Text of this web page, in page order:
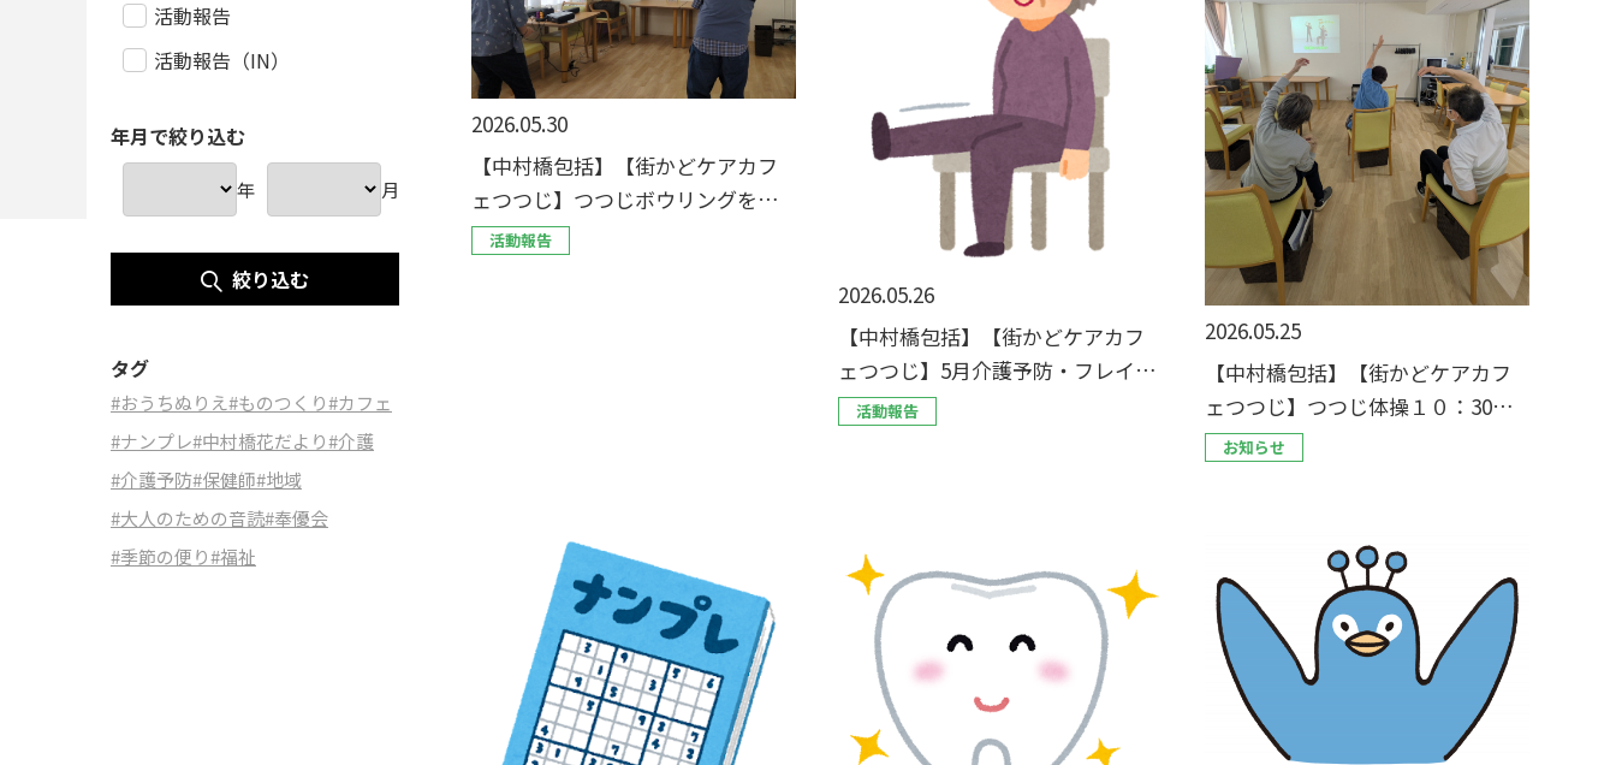
2026.05.30
【中村橋包括】【街かどケアカフ
ェつつじ】つつじボウリングを開
催しました！
活動報告
2026.05.26
【中村橋包括】【街かどケアカフ
ェつつじ】5月介護予防・フレイル
予防講座を開催しました！
活動報告
2026.05.25
【中村橋包括】【街かどケアカフ
ェつつじ】つつじ体操１０：30の
回、募集中です！
お知らせ
活動報告
活動報告（IN）
年月で絞り込む
年 月
絞り込む
タグ
#おうちぬりえ#ものつくり#カフェ
#ナンプレ#中村橋花だより#介護
#介護予防#保健師#地域
#大人のための音読#奉優会
#季節の便り#福祉